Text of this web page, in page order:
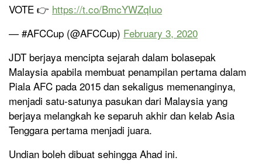
VOTE 👉 https://t.co/BmcYWZqIuo
— #AFCCup (@AFCCup) February 3, 2020
JDT berjaya mencipta sejarah dalam bolasepak
Malaysia apabila membuat penampilan pertama dalam
Piala AFC pada 2015 dan sekaligus memenanginya,
menjadi satu-satunya pasukan dari Malaysia yang
berjaya melangkah ke separuh akhir dan kelab Asia
Tenggara pertama menjadi juara.
Undian boleh dibuat sehingga Ahad ini.